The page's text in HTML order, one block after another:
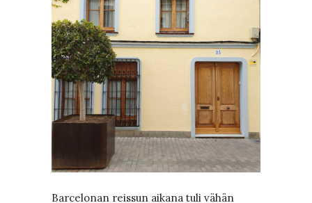
Barcelonan reissun aikana tuli vähän